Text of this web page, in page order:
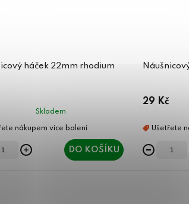
háček 22mm rhodium
Skladem
DO KOŠÍKU
29 Kč